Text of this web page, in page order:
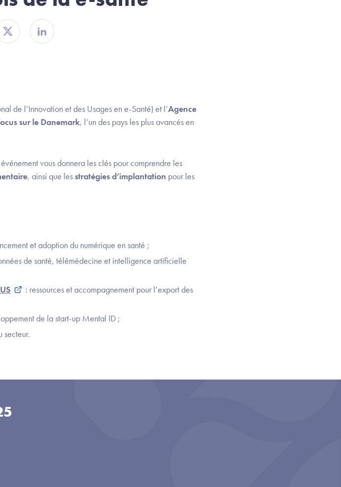
sur Facebook
Partager sur TwitterPartager sur Linkedin
de l’Innovation et des Usages en e-Santé) et l’Agence
sur le Danemark, l’un des pays les plus avancés en
vous donnera les clés pour comprendre les
, ainsi que les stratégies d’implantation pour les
et adoption du numérique en santé ;
de santé, télémédecine et intelligence artificielle
: ressources et accompagnement pour l’export des
de la start-up Mental ID ;
secteur.